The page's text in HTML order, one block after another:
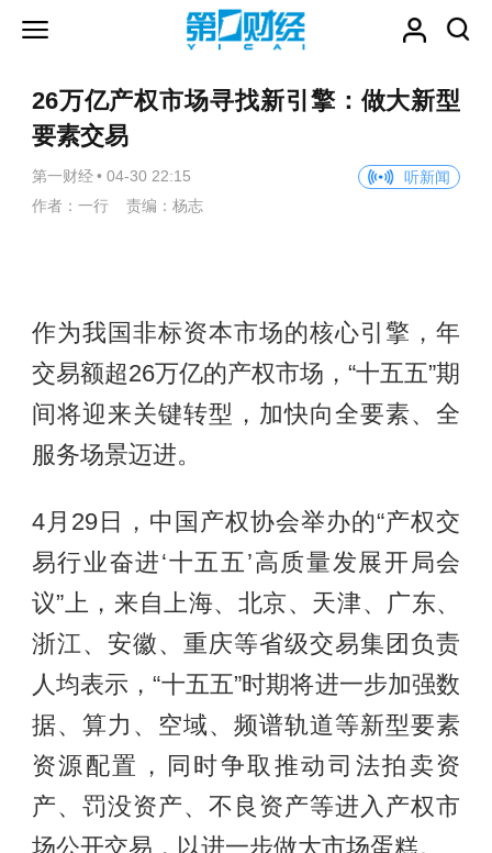
26万亿产权市场寻找新引擎：做大新型
要素交易
第一财经 • 04-30 22:15
听新闻
作者：一行 责编：杨志
作为我国非标资本市场的核心引擎，年
交易额超26万亿的产权市场，“十五五”期
间将迎来关键转型，加快向全要素、全
服务场景迈进。
4月29日，中国产权协会举办的“产权交
易行业奋进‘十五五’高质量发展开局会
议”上，来自上海、北京、天津、广东、
浙江、安徽、重庆等省级交易集团负责
人均表示，“十五五”时期将进一步加强数
据、算力、空域、频谱轨道等新型要素
资源配置，同时争取推动司法拍卖资
产、罚没资产、不良资产等进入产权市